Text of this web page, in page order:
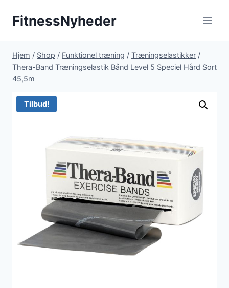
FitnessNyheder
Hjem / Shop / Funktionel træning / Træningselastikker /
Thera-Band Træningselastik Bånd Level 5 Speciel Hård Sort
45,5m
Tilbud!